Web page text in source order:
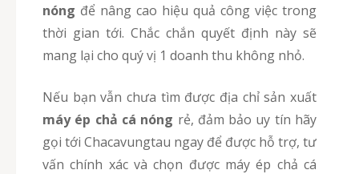
nóng để nâng cao hiệu quả công việc trong
thời gian tới. Chắc chắn quyết định này sẽ
mang lại cho quý vị 1 doanh thu không nhỏ.
Nếu bạn vẫn chưa tìm được địa chỉ sản xuất
máy ép chả cá nóng rẻ, đảm bảo uy tín hãy
gọi tới Chacavungtau ngay để được hỗ trợ, tư
vấn chính xác và chọn được máy ép chả cá